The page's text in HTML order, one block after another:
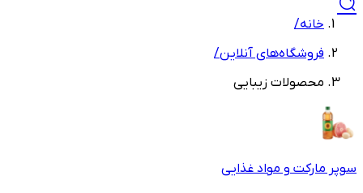
خانه/
فروشگاه‌های آنلاین/
محصولات زیبایی
سوپر مارکت و مواد غذایی